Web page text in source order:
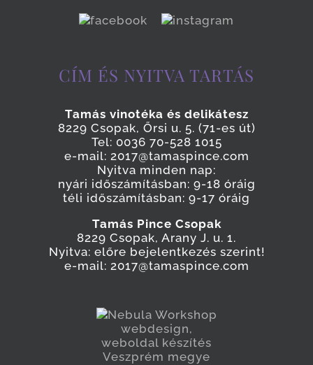
CÍM ÉS NYITVA TARTÁS
Tamás vinotéka és delikátesz
8229 Csopak, Őrsi u. 5. (71-es út)
Tel: 0036 70-528 1015
e-mail: 2017@tamaspince.com
Nyitva minden nap:
nyári időszámításban: 9-18 óráig
téli időszámításban: 9-17 óráig
Tamás Pince Csopak
8229 Csopak, Arany J. u. 1.
Nyitva: előre bejelentkezés szerint!
e-mail: 2017@tamaspince.com